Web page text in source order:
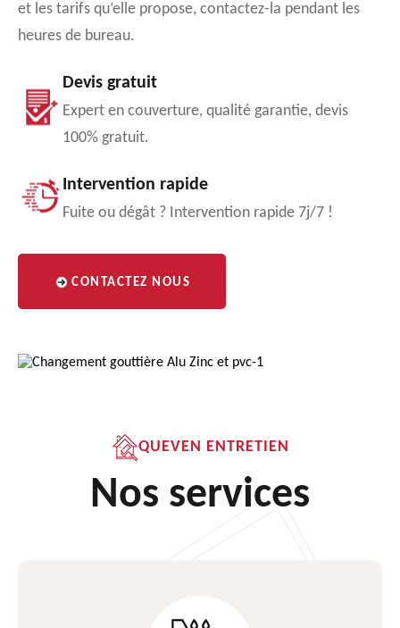
et les tarifs qu’elle propose, contactez-la pendant les
heures de bureau.
Devis gratuit
Expert en couverture, qualité garantie, devis
100% gratuit.
Intervention rapide
Fuite ou dégât ? Intervention rapide 7j/7 !
CONTACTEZ NOUS
QUEVEN ENTRETIEN
Nos services